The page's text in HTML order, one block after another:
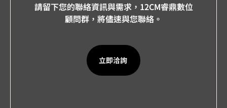
請留下您的聯絡資訊與需求，12CM睿鼎數位
顧問群，將儘速與您聯絡。
立即洽詢